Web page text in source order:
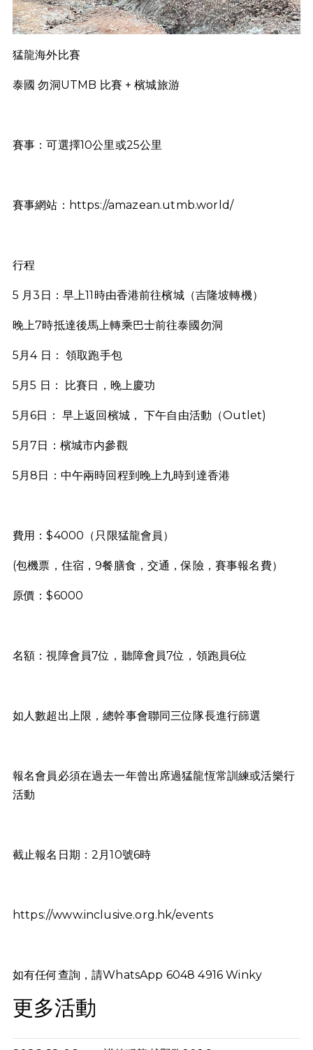
猛龍海外比賽
泰國 勿洞UTMB 比賽 + 檳城旅游
賽事：可選擇10公里或25公里
賽事網站：https://amazean.utmb.world/
行程
5 月3日：早上11時由香港前往檳城（吉隆坡轉機）
晚上7時抵達後馬上轉乘巴士前往泰國勿洞
5月4 日： 領取跑手包
5月5 日： 比賽日，晚上慶功
5月6日： 早上返回檳城， 下午自由活動（Outlet)
5月7日：檳城市内參觀
5月8日：中午兩時回程到晚上九時到達香港
費用：$4000（只限猛龍會員）
(包機票，住宿，9餐膳食，交通，保險，賽事報名費）
原價：$6000
名額：視障會員7位，聽障會員7位，領跑員6位
如人數超出上限，總幹事會聯同三位隊長進行篩選
報名會員必須在過去一年曾出席過猛龍恆常訓練或活樂行
活動
截止報名日期：2月10號6時
https://www.inclusive.org.hk/events
如有任何查詢，請WhatsApp 6048 4916 Winky
更多活動